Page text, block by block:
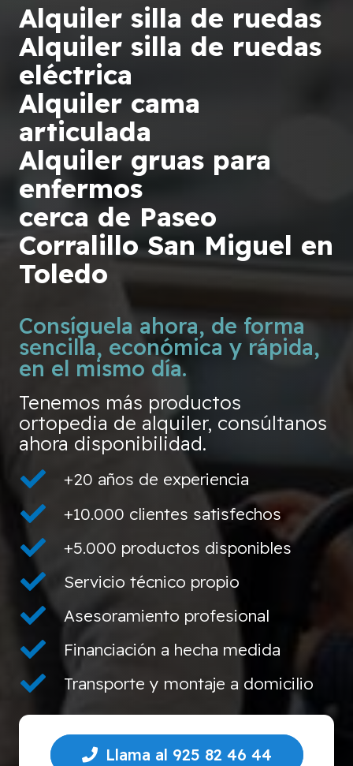
Alquiler silla de ruedas
Alquiler silla de ruedas
eléctrica
Alquiler cama
articulada
Alquiler gruas para
enfermos
cerca de Paseo
Corralillo San Miguel en
Toledo
Consíguela ahora, de forma
sencilla, económica y rápida,
en el mismo día.
Tenemos más productos
ortopedia de alquiler, consúltanos
ahora disponibilidad.
+20 años de experiencia
+10.000 clientes satisfechos
+5.000 productos disponibles
Servicio técnico propio
Asesoramiento profesional
Financiación a hecha medida
Transporte y montaje a domicilio
Llama al 925 82 46 44